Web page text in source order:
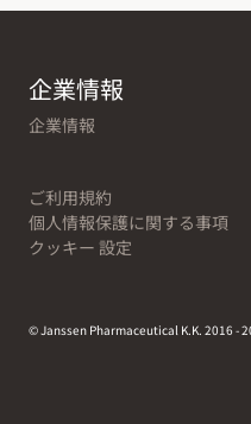
企業情報
企業情報
ご利用規約
個人情報保護に関する事項
クッキー 設定
© Janssen Pharmaceutical K.K. 2016 -